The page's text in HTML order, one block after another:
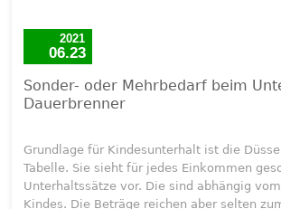
2021
06.23
Sonder- oder Mehrbedarf beim
Dauerbrenner
Grundlage für Kindesunterhalt ist die
Tabelle. Sie sieht für jedes Einkommen
Unterhaltssätze vor. Die sind abhängig
Kindes. Die Beträge reichen aber selten